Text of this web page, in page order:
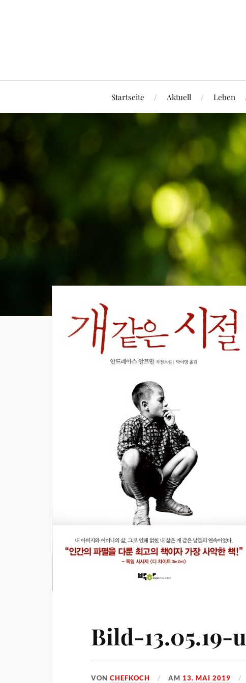
Startseite Aktuell Leben
Bild-13.05.19-
VONCHEFKOCH AM 13. MAI 2019